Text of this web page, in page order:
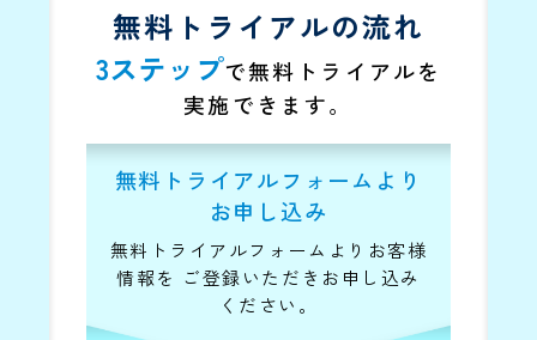
無料トライアルの流れ
3ステップで無料トライアルを
実施できます。
無料トライアルフォームより
お申し込み
無料トライアルフォームよりお客様
情報を ご登録いただきお申し込み
ください。